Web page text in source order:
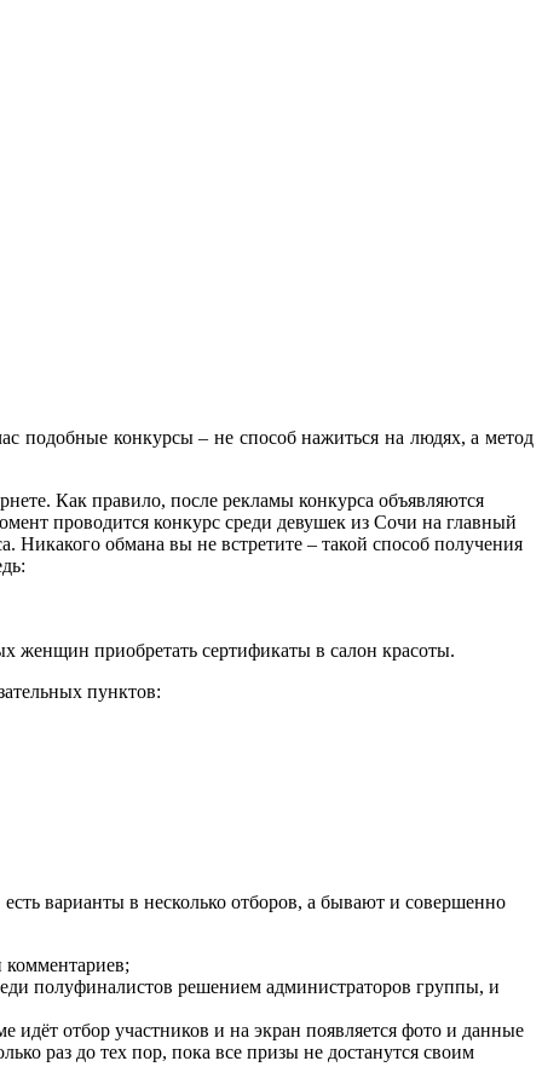
подобные конкурсы – не способ нажиться на людях, а метод
Как правило, после рекламы конкурса объявляются
проводится конкурс среди девушек из Сочи на главный
Никакого обмана вы не встретите – такой способ получения
женщин приобретать сертификаты в салон красоты.
пунктов:
варианты в несколько отборов, а бывают и совершенно
комментариев;
полуфиналистов решением администраторов группы, и
отбор участников и на экран появляется фото и данные
раз до тех пор, пока все призы не достанутся своим